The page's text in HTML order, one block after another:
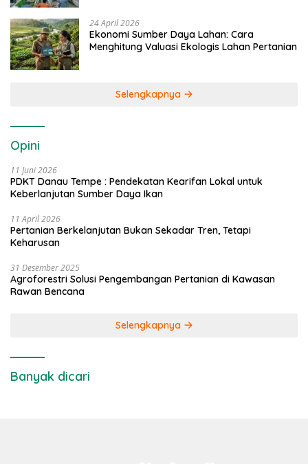
24 April 2026
Ekonomi Sumber Daya Lahan: Cara
Menghitung Valuasi Ekologis Lahan Pertanian
Selengkapnya
Opini
11 Juni 2026
PDKT Danau Tempe : Pendekatan Kearifan Lokal untuk
Keberlanjutan Sumber Daya Ikan
11 April 2026
Pertanian Berkelanjutan Bukan Sekadar Tren, Tetapi
Keharusan
31 Desember 2025
Agroforestri Solusi Pengembangan Pertanian di Kawasan
Rawan Bencana
Selengkapnya
Banyak dicari